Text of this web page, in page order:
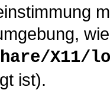
X11/
ist).